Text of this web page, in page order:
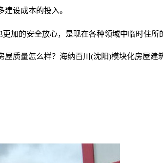
设成本的投入。
加的安全放心，是现在各种领域中临时住所
质量怎么样？海纳百川(沈阳)模块化房屋